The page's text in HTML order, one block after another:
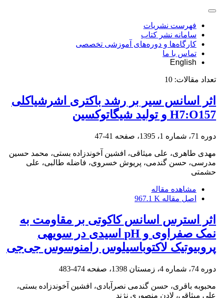
فهرست نشریات
سامانه نشر کتاب
کارگاه‌ها و دوره‌های آموزشی تخصصی
تماس با ما
English
تعداد مقالات: 10
اثر اسانس سیر بر رشد باکتری اشرشیاکلی
H7:O157 و تولید شیگاتوکسین
دوره 71، شماره 1، 1395، صفحه 41-47
مهدی طاهری، علی میثاقی، افشین آخوندزاده بستی، محمد حسین
مدرسی، حسن گندمی، پریوش خسروی، فاضله طالبی، علی
حشمتی
مشاهده مقاله
اصل مقاله 967.1 K
اثر استرس اسانس کاکوتی بر مقاومت به
نمک صفراوی و pH اسیدی در سویهی
پروبیوتیک لاکتوباسیلوس رامنوسوس جی‌جی
دوره 74، شماره 4، زمستان 1398، صفحه 474-483
محبوبه باقری، حسن گندمی نصرآبادی، افشین آخوندزاده بستی،
علی میثاقی، لادن منصوری نژند